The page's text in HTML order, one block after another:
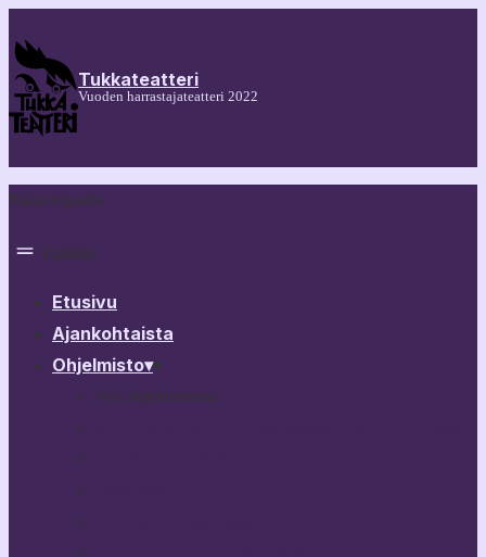
Tukkateatteri
Vuoden harrastajateatteri 2022
Päänavigaatio
Valikko
Etusivu
Ajankohtaista
Ohjelmisto▾▾
Nyt ohjelmistossa